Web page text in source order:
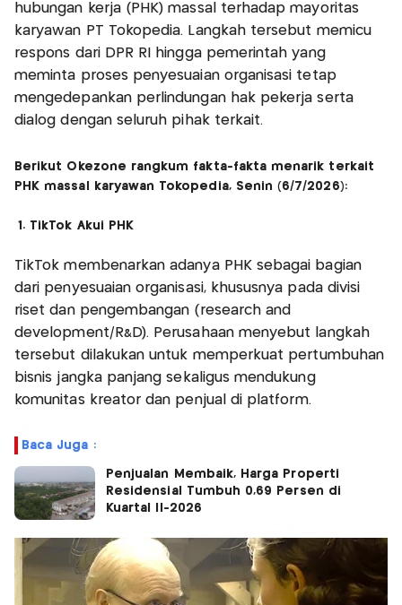
hubungan kerja (PHK) massal terhadap mayoritas
karyawan PT Tokopedia. Langkah tersebut memicu
respons dari DPR RI hingga pemerintah yang
meminta proses penyesuaian organisasi tetap
mengedepankan perlindungan hak pekerja serta
dialog dengan seluruh pihak terkait.
Berikut Okezone rangkum fakta-fakta menarik terkait
PHK massal karyawan Tokopedia, Senin (6/7/2026):
1. TikTok Akui PHK
TikTok membenarkan adanya PHK sebagai bagian
dari penyesuaian organisasi, khususnya pada divisi
riset dan pengembangan (research and
development/R&D). Perusahaan menyebut langkah
tersebut dilakukan untuk memperkuat pertumbuhan
bisnis jangka panjang sekaligus mendukung
komunitas kreator dan penjual di platform.
Baca Juga :
Penjualan Membaik, Harga Properti
Residensial Tumbuh 0,69 Persen di
Kuartal II-2026